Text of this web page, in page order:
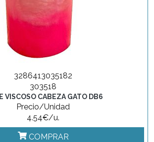
3286413035182
303518
VISCOSO CABEZA GATO DB6
Precio/Unidad
4.54€/u.
COMPRAR